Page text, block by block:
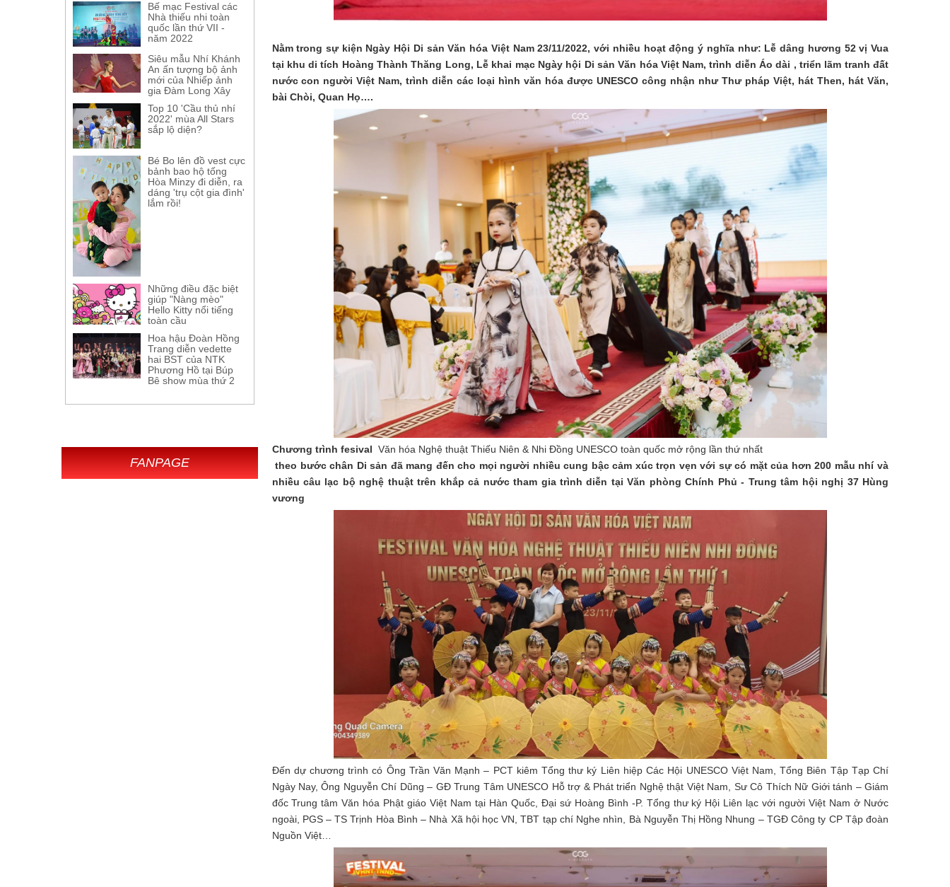
Bế mạc Festival các
Nhà thiếu nhi toàn
quốc lần thứ VII -
năm 2022
Siêu mẫu Nhí Khánh
An ấn tượng bộ ảnh
mới của Nhiếp ảnh
gia Đàm Long Xây
Top 10 'Cầu thủ nhí
2022' mùa All Stars
sắp lộ diện?
Bé Bo lên đồ vest cực
bảnh bao hộ tống
Hòa Minzy đi diễn, ra
dáng 'trụ cột gia đình'
lắm rồi!
Những điều đặc biệt
giúp "Nàng mèo"
Hello Kitty nổi tiếng
toàn cầu
Hoa hậu Đoàn Hồng
Trang diễn vedette
hai BST của NTK
Phương Hồ tại Búp
Bê show mùa thứ 2
FANPAGE
Nằm trong sự kiện Ngày Hội Di sản Văn hóa Việt Nam 23/11/2022, với nhiều hoạt động ý nghĩa như: Lễ dâng hương 52 vị Vua
tại khu di tích Hoàng Thành Thăng Long, Lễ khai mạc Ngày hội Di sản Văn hóa Việt Nam, trình diễn Áo dài , triển lãm tranh đất
nước con người Việt Nam, trình diễn các loại hình văn hóa được UNESCO công nhận như Thư pháp Việt, hát Then, hát Văn,
bài Chòi, Quan Họ….
Chương trình fesival Văn hóa Nghệ thuật Thiếu Niên & Nhi Đồng UNESCO toàn quốc mở rộng lần thứ nhất
theo bước chân Di sản đã mang đến cho mọi người nhiều cung bậc cảm xúc trọn vẹn với sự có mặt của hơn 200 mẫu nhí và
nhiều câu lạc bộ nghệ thuật trên khắp cả nước tham gia trình diễn tại Văn phòng Chính Phủ - Trung tâm hội nghị 37 Hùng
vương
Đến dự chương trình có Ông Trần Văn Mạnh – PCT kiêm Tổng thư ký Liên hiệp Các Hội UNESCO Việt Nam, Tổng Biên Tập Tạp Chí
Ngày Nay, Ông Nguyễn Chí Dũng – GĐ Trung Tâm UNESCO Hỗ trợ & Phát triển Nghệ thật Việt Nam, Sư Cô Thích Nữ Giới tánh – Giám
đốc Trung tâm Văn hóa Phật giáo Việt Nam tại Hàn Quốc, Đại sứ Hoàng Bình -P. Tổng thư ký Hội Liên lạc với người Việt Nam ở Nước
ngoài, PGS – TS Trịnh Hòa Bình – Nhà Xã hội học VN, TBT tạp chí Nghe nhìn, Bà Nguyễn Thị Hồng Nhung – TGĐ Công ty CP Tập đoàn
Nguồn Việt…